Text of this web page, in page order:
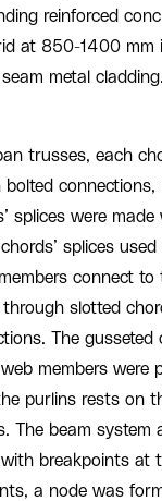
reinforced
at 850-1400 mm
metal cladding.
trusses, each
bolted
splices were made
splices
connect
slotted
The
members were
purlins rests on
The beam system
breakpoints at
a node was